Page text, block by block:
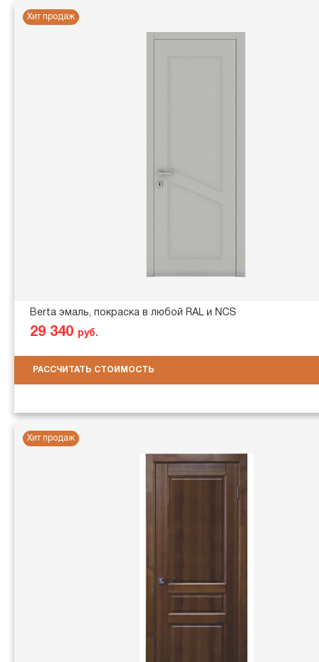
Хит продаж
Berta эмаль, покраска в любой RAL и NCS
29 340 руб.
РАССЧИТАТЬ СТОИМОСТЬ
Хит продаж